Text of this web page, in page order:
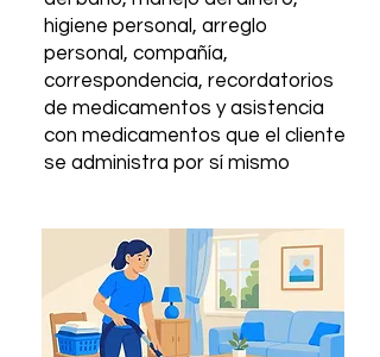
higiene personal, arreglo
personal, compañía,
correspondencia, recordatorios
de medicamentos y asistencia
con medicamentos que el cliente
se administra por sí mismo